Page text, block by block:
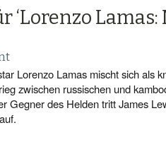
‘Lorenzo Lamas:
Lorenzo Lamas mischt sich als
zwischen russischen und
Gegner des Helden tritt James